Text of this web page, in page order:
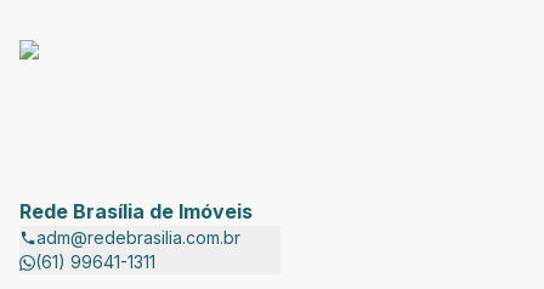
Rede Brasília de Imóveis
adm@redebrasilia.com.br
(61) 99641-1311